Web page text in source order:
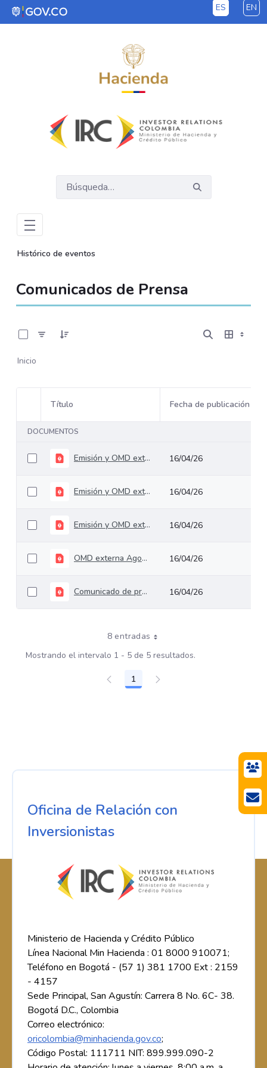
Saltar al contenido principal ES EN
Histórico de eventos
Comunicados de Prensa
Inicio
Selección del elemento
Título Fecha de publicación
DOCUMENTOS
Emisión y OMD externa Abril 2025 16/04/26
Emisión y OMD externa Septiembre 2025 16/04/26
Emisión y OMD externa Noviembre 2025 16/04/26
OMD externa Agosto 2025 16/04/26
Comunicado de prensa omd's Interna y Externa 2025 16/04/26
8 entradas
Mostrando el intervalo 1 - 5 de 5 resultados.
Página
1
Oficina de Relación con
Inversionistas
Ministerio de Hacienda y Crédito Público
Línea Nacional Min Hacienda : 01 8000 910071;
Teléfono en Bogotá - (57 1) 381 1700 Ext : 2159
- 4157
Sede Principal, San Agustín: Carrera 8 No. 6C- 38.
Bogotá D.C., Colombia
Correo electrónico:
oricolombia@minhacienda.gov.co;
Código Postal: 111711 NIT: 899.999.090-2